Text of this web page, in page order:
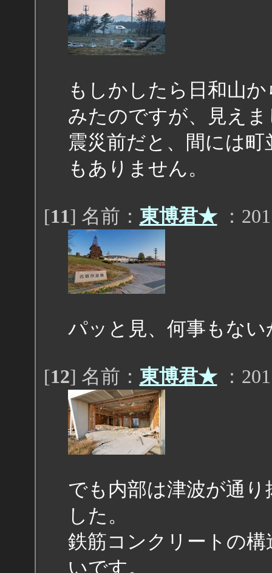
もしかしたら日和山
みたのですが、見えま
震災前だと、間には
もありません。
[11] 名前： 東博君★：
パッと見、何事もな
[12] 名前： 東博君★：
でも内部は津波が通
した。
鉄筋コンクリートの
いです。